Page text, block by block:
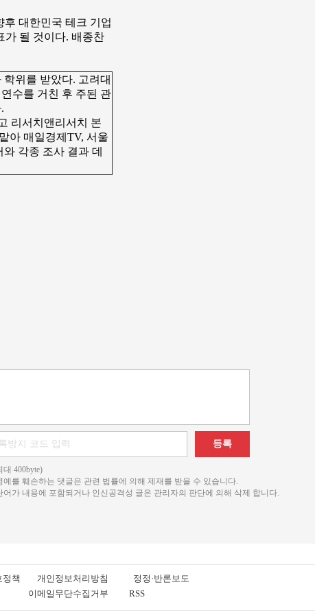
대한민국 테크 기업
가 될 것이다. 배종찬
위를 받았다. 고려대
수를 거친 후 주된 관
리서치앤리서치 본
아 매일경제TV, 서울
각종 조사 결과 데
등록
400byte)
를 훼손하는 댓글은 관련 법률에 의해 제재를 받을 수 있습니다.
가 내용에 포함되거나 인신공격성 글은 관리자의 판단에 의해 삭제 합니다.
정책 개인정보처리방침 정정·반론보도
이메일무단수집거부 RSS